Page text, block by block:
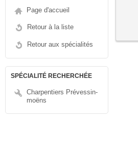
Page d'accueil
Retour à la liste
Retour aux spécialités
SPÉCIALITÉ RECHERCHÉE
Charpentiers Prévessin-
moëns